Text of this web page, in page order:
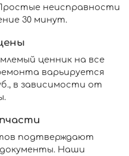
неисправности
30 минут.
ценник на все
варьируется
в зависимости от
подтверждают
Наши